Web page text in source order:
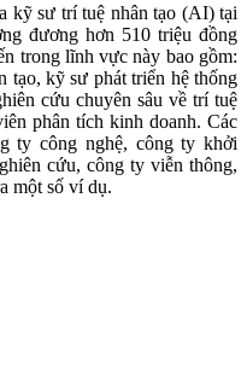
kỹ sư trí tuệ nhân tạo (AI) tại
đương hơn 510 triệu đồng
trong lĩnh vực này bao gồm:
tạo, kỹ sư phát triển hệ thống
cứu chuyên sâu về trí tuệ
phân tích kinh doanh. Các
ty công nghệ, công ty khởi
cứu, công ty viễn thông,
một số ví dụ.